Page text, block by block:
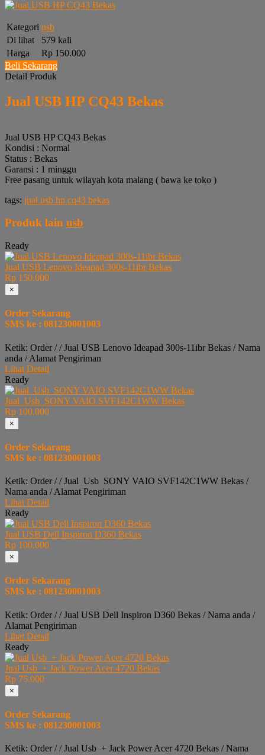
Kategori usb
Di lihat
579 kali
Harga
Rp 150.000
Beli Sekarang
Detail Produk
Jual USB HP CQ43 Bekas
Jual USB HP CQ43 Bekas
Kondisi : Normal
Status : Bekas
Garansi : 1 minggu
Free pasang untuk wilayah kota malang ( bawa ke toko )
tags: jual usb hp cq43 bekas
Produk lain usb
Ready
Jual USB Lenovo Ideapad 300s-11ibr Bekas
Rp 150.000
×
Order Sekarang
SMS ke : 081230001003
Ketik: Order / / Jual USB Lenovo Ideapad 300s-11ibr Bekas / Nama
anda / Alamat Pengiriman
Lihat Detail
Ready
Jual Usb SONY VAIO SVF142C1WW Bekas
Rp 100.000
×
Order Sekarang
SMS ke : 081230001003
Ketik: Order / / Jual Usb SONY VAIO SVF142C1WW Bekas /
Nama anda / Alamat Pengiriman
Lihat Detail
Ready
Jual USB Dell Inspiron D360 Bekas
Rp 100.000
×
Order Sekarang
SMS ke : 081230001003
Ketik: Order / / Jual USB Dell Inspiron D360 Bekas / Nama anda /
Alamat Pengiriman
Lihat Detail
Ready
Jual Usb + Jack Power Acer 4720 Bekas
Rp 75.000
×
Order Sekarang
SMS ke : 081230001003
Ketik: Order / / Jual Usb + Jack Power Acer 4720 Bekas / Nama